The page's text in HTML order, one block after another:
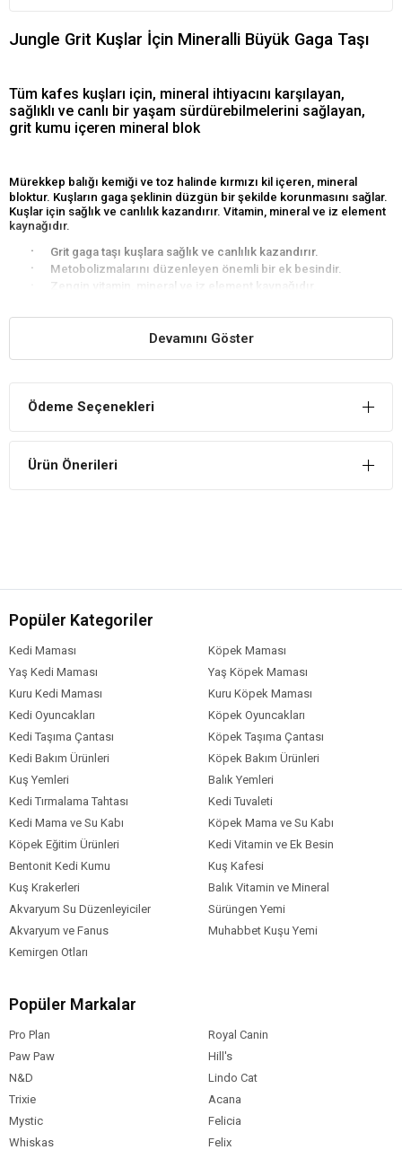
Jungle Grit Kuşlar İçin Mineralli Büyük Gaga Taşı
Tüm kafes kuşları için, mineral ihtiyacını karşılayan,
sağlıklı ve canlı bir yaşam sürdürebilmelerini sağlayan,
grit kumu içeren mineral blok
Mürekkep balığı kemiği ve toz halinde kırmızı kil içeren, mineral
bloktur. Kuşların gaga şeklinin düzgün bir şekilde korunmasını sağlar.
Kuşlar için sağlık ve canlılık kazandırır. Vitamin, mineral ve iz element
kaynağıdır.
· Grit gaga taşı kuşlara sağlık ve canlılık kazandırır.
· Metobolizmalarını düzenleyen önemli bir ek besindir.
Zengin vitamin, mineral ve iz element kaynağıdır.
Mürekkep balığı kemiği ve toz halinde kırmızı kil
Kullanma Tavsiyesi
bulundurulması tavsiye edilmektedir.
Devamını Göster
Ödeme Seçenekleri
Ürün Önerileri
Popüler Kategoriler
Kedi Maması
Köpek Maması
Yaş Kedi Maması
Yaş Köpek Maması
Kuru Kedi Maması
Kuru Köpek Maması
Kedi Oyuncakları
Köpek Oyuncakları
Kedi Taşıma Çantası
Köpek Taşıma Çantası
Kedi Bakım Ürünleri
Köpek Bakım Ürünleri
Kuş Yemleri
Balık Yemleri
Kedi Tırmalama Tahtası
Kedi Tuvaleti
Kedi Mama ve Su Kabı
Köpek Mama ve Su Kabı
Köpek Eğitim Ürünleri
Kedi Vitamin ve Ek Besin
Bentonit Kedi Kumu
Kuş Kafesi
Kuş Krakerleri
Balık Vitamin ve Mineral
Akvaryum Su Düzenleyiciler
Sürüngen Yemi
Akvaryum ve Fanus
Muhabbet Kuşu Yemi
Kemirgen Otları
Popüler Markalar
Pro Plan
Royal Canin
Paw Paw
Hill's
N&D
Lindo Cat
Trixie
Acana
Mystic
Felicia
Whiskas
Felix